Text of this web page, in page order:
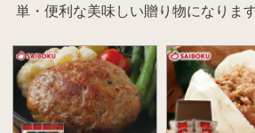
単・便利な美味しい贈り物になります